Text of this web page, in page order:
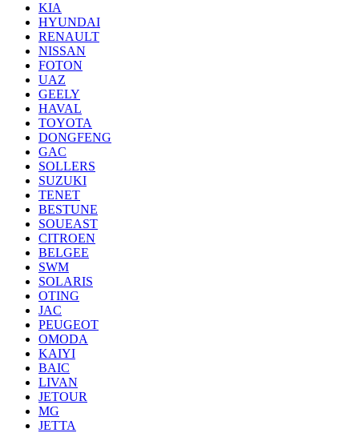
KIA
HYUNDAI
RENAULT
NISSAN
FOTON
UAZ
GEELY
HAVAL
TOYOTA
DONGFENG
GAC
SOLLERS
SUZUKI
TENET
BESTUNE
SOUEAST
CITROEN
BELGEE
SWM
SOLARIS
OTING
JAC
PEUGEOT
OMODA
KAIYI
BAIC
LIVAN
JETOUR
MG
JETTA